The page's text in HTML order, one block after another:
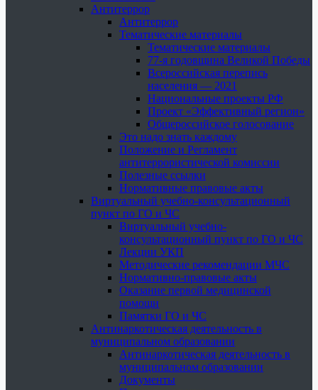
Антитеррор
Антитеррор
Тематические материалы
Тематические материалы
77-я годовщина Великой Победы
Всероссийская перепись
населения — 2021
Национальные проекты РФ
Проект «Эффективный регион»
Общероссийское голосование
Это надо знать каждому
Положение и Регламент
антитеррористической комиссии
Полезные ссылки
Нормативные правовые акты
Виртуальный учебно-консультационный
пункт по ГО и ЧС
Виртуальный учебно-
консультационный пункт по ГО и ЧС
Лекции УКП
Методические рекомендации МЧС
Нормативно-правовые акты
Оказание первой медицинской
помощи
Памятки ГО и ЧС
Антинаркотическая деятельность в
муниципальном образовании
Антинаркотическая деятельность в
муниципальном образовании
Документы